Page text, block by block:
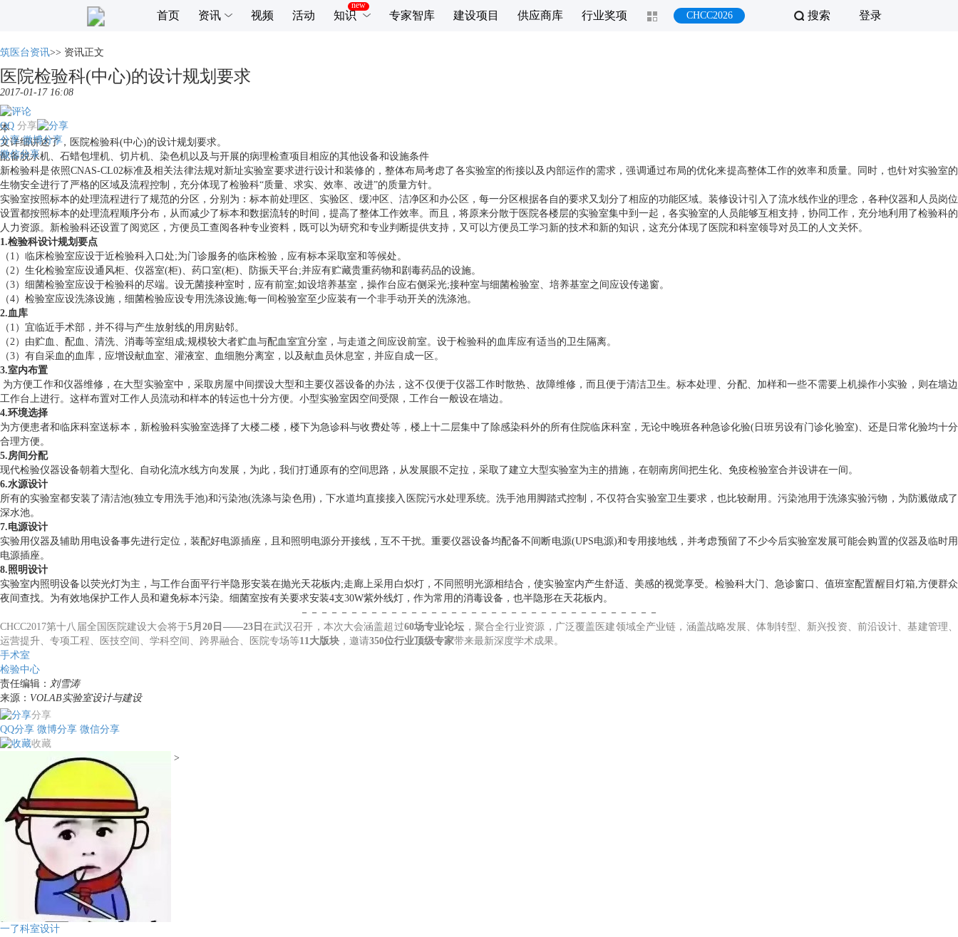
登录
搜索
首页 资讯 视频 活动 知识 专家智库 建设项目 供应商库 行业奖项 CHCC2026
筑医台资讯>> 资讯正文
医院检验科(中心)的设计规划要求
2017-01-17 16:08
分享
QQ
分享 微博分享
微信分享
本
文详细讲述了，医院检验科(中心)的设计规划要求。
配备脱水机、石蜡包埋机、切片机、染色机以及与开展的病理检查项目相应的其他设备和设施条件
新检验科是依照CNAS-CL02标准及相关法律法规对新址实验室要求进行设计和装修的，整体布局考虑了各实验室的衔接以及内部运作的需求，强调通过布局的优化来提高整体工作的效率和质量。同时，也针对实验室的
生物安全进行了严格的区域及流程控制，充分体现了检验科“质量、求实、效率、改进”的质量方针。
实验室按照标本的处理流程进行了规范的分区，分别为：标本前处理区、实验区、缓冲区、洁净区和办公区，每一分区根据各自的要求又划分了相应的功能区域。装修设计引入了流水线作业的理念，各种仪器和人员岗位
设置都按照标本的处理流程顺序分布，从而减少了标本和数据流转的时间，提高了整体工作效率。而且，将原来分散于医院各楼层的实验室集中到一起，各实验室的人员能够互相支持，协同工作，充分地利用了检验科的
人力资源。新检验科还设置了阅览区，方便员工查阅各种专业资料，既可以为研究和专业判断提供支持，又可以方便员工学习新的技术和新的知识，这充分体现了医院和科室领导对员工的人文关怀。
1.检验科设计规划要点
（1）临床检验室应设于近检验科入口处;为门诊服务的临床检验，应有标本采取室和等候处。
（2）生化检验室应设通风柜、仪器室(柜)、药口室(柜)、防振天平台;并应有贮藏贵重药物和剧毒药品的设施。
（3）细菌检验室应设于检验科的尽端。设无菌接种室时，应有前室;如设培养基室，操作台应右侧采光;接种室与细菌检验室、培养基室之间应设传递窗。
（4）检验室应设洗涤设施，细菌检验应设专用洗涤设施;每一间检验室至少应装有一个非手动开关的洗涤池。
2.血库
（1）宜临近手术部，并不得与产生放射线的用房贴邻。
（2）由贮血、配血、清洗、消毒等室组成;规模较大者贮血与配血室宜分室，与走道之间应设前室。设于检验科的血库应有适当的卫生隔离。
（3）有自采血的血库，应增设献血室、灌液室、血细胞分离室，以及献血员休息室，并应自成一区。
3.室内布置
为方便工作和仪器维修，在大型实验室中，采取房屋中间摆设大型和主要仪器设备的办法，这不仅便于仪器工作时散热、故障维修，而且便于清洁卫生。标本处理、分配、加样和一些不需要上机操作小实验，则在墙边
工作台上进行。这样布置对工作人员流动和样本的转运也十分方便。小型实验室因空间受限，工作台一般设在墙边。
4.环境选择
为方便患者和临床科室送标本，新检验科实验室选择了大楼二楼，楼下为急诊科与收费处等，楼上十二层集中了除感染科外的所有住院临床科室，无论中晚班各种急诊化验(日班另设有门诊化验室)、还是日常化验均十分
合理方便。
5.房间分配
现代检验仪器设备朝着大型化、自动化流水线方向发展，为此，我们打通原有的空间思路，从发展眼不定拉，采取了建立大型实验室为主的措施，在朝南房间把生化、免疫检验室合并设讲在一间。
6.水源设计
所有的实验室都安装了清洁池(独立专用洗手池)和污染池(洗涤与染色用)，下水道均直接接入医院污水处理系统。洗手池用脚踏式控制，不仅符合实验室卫生要求，也比较耐用。污染池用于洗涤实验污物，为防溅做成了
深水池。
7.电源设计
实验用仪器及辅助用电设备事先进行定位，装配好电源插座，且和照明电源分开接线，互不干扰。重要仪器设备均配备不间断电源(UPS电源)和专用接地线，并考虑预留了不少今后实验室发展可能会购置的仪器及临时用
电源插座。
8.照明设计
实验室内照明设备以荧光灯为主，与工作台面平行半隐形安装在抛光天花板内;走廊上采用白炽灯，不同照明光源相结合，使实验室内产生舒适、美感的视觉享受。检验科大门、急诊窗口、值班室配置醒目灯箱,方便群众
夜间查找。为有效地保护工作人员和避免标本污染。细菌室按有关要求安装4支30W紫外线灯，作为常用的消毒设备，也半隐形在天花板内。
－－－－－－－－－－－－－－－－－－－－－－－－－－－－－－－－－－－－
CHCC2017第十八届全国医院建设大会将于5月20日——23日 在武汉召开，本次大会涵盖超过60场专业论坛 ，聚合全行业资源，广泛覆盖医建领域全产业链，涵盖战略发展、体制转型、新兴投资、前沿设计、基建管理、
运营提升、专项工程、医技空间、学科空间、跨界融合、医院专场等11大版块 ，邀请350位行业顶级专家带来最新深度学术成果。
手术室
检验中心
责任编辑： 刘雪涛
来源： VOLAB实验室设计与建设
分享
QQ分享 微博分享 微信分享
收藏
>
一了科室设计